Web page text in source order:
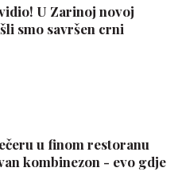
U Zarinoj novoj
smo savršen crni
u finom restoranu
kombinezon - evo gdje